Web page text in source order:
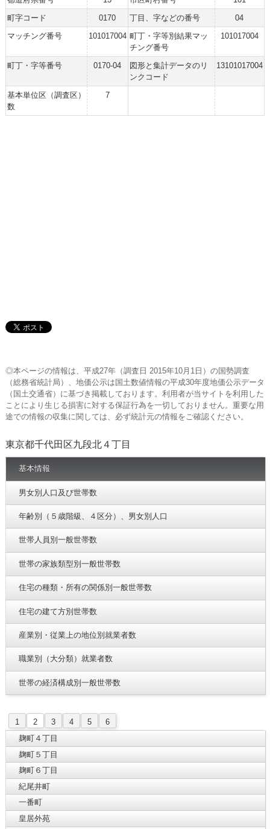
町字コード
0170 丁目、字などの番号
04
マッチング番号
101017004 町丁・字等別結果マッ
チング番号
101017004
町丁・字等番号 0170-04
図形と集計データのリ
ンクコード
13101017004
基本単位区（調査区）
数
7
◎本ページの情報は、平成27年（調査日 2015年10月1日）の国勢調査
（総務省統計局）、地価公示は国土数値情報の平成30年度地価公示データ
（国土交通省）に基づき掲載しております。利用者が当サイトを利用した
ことにより生じる損害に対する保証行為を一切しておりません。重要な用
途での情報の収集に関しては、必ず統計元の情報をご確認ください。
東京都千代田区九段北４丁目
基本情報
男女別人口及び世帯数
年齢別（５歳階級、４区分）、男女別人口
世帯人員別一般世帯数
世帯の家族類型別一般世帯数
住宅の種類・所有の関係別一般世帯数
住宅の建て方別世帯数
産業別・従業上の地位別就業者数
職業別（大分類）就業者数
世帯の経済構成別一般世帯数
1 2 3 4 5
6
麹町４丁目
麹町５丁目
麹町６丁目
紀尾井町
一番町
皇居外苑